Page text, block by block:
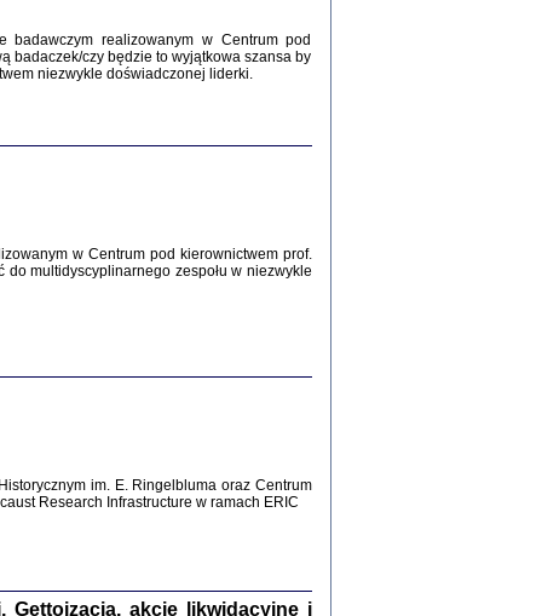
POSIADAĆ DOM POD ZIEMIĄ ...
badawczym realizowanym w Centrum pod
badaczek/czy będzie to wyjątkowa szansa by
niezwykle doświadczonej liderki.
w Centrum pod kierownictwem prof.
do multidyscyplinarnego zespołu w niezwykle
im. E. Ringelbluma oraz Centrum
Research Infrastructure w ramach ERIC
Gettoizacja, akcje likwidacyjne i